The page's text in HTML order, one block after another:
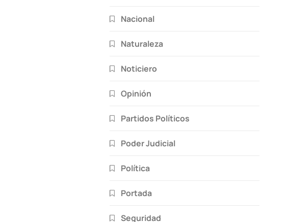
Nacional
Naturaleza
Noticiero
Opinión
Partidos Políticos
Poder Judicial
Política
Portada
Seguridad